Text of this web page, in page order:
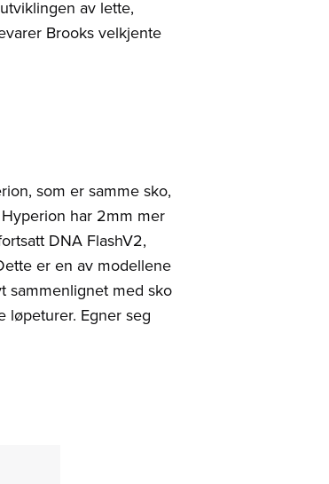
av lette,
Brooks velkjente
som er samme sko,
har 2mm mer
DNA FlashV2,
er en av modellene
sammenlignet med sko
løpeturer. Egner seg